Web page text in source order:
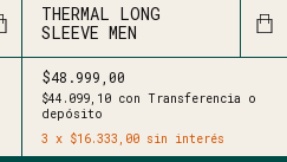
THERMAL LONG
SLEEVE MEN
$48.999,00
$44.099,10 con Transferencia o
depósito
3 x $16.333,00 sin interés